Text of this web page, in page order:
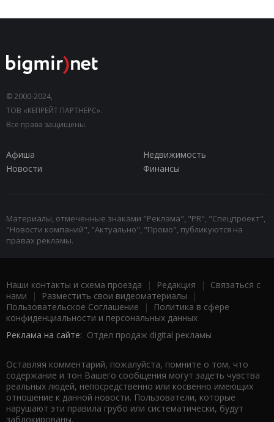
© 2000-2024,
ТОВ «КЕПРЕЙТ ПАРТНЕРС».
Все права защищены.
Афиша
Недвижимость
Новости
Финансы
Материалы, отмеченные знаками "Реклама", "PR", "Спецпроект",
"Новости компаний", "Актуально", "Промо", публикуются на
правах рекламы.
Наши контакты и схема проезда | Редакция | Связаться с
нами | Разместить свои видеоматериалы |
Пользовательское Соглашение |
Политика в сфере
конфиденциальности и персональных данных
Реклама на сайте: Отдел продаж digital рекламы
Оставляя комментарий, пожалуйста, помните о том, что
содержание и тон Вашего сообщения могут задеть чувства
реальных людей, непосредственно или косвенно имеющих
отношение к данной новости. Пользователи, которые
нарушают эти правила грубо или систематически, будут
заблокированы.